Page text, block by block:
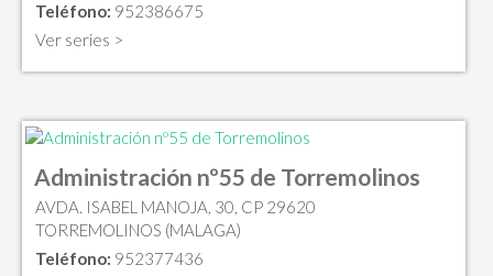
Teléfono: 952386675
Ver series >
Administración nº55 de Torremolinos
AVDA. ISABEL MANOJA, 30, CP 29620
TORREMOLINOS (MALAGA)
Teléfono: 952377436